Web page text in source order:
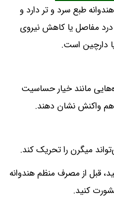
طبع سرد و تر دارد و
مفاصل یا کاهش نیروی
دارچین است.
مانند خیار حساسیت
هم واکنش نشان دهند.
میگرن را تحریک کند.
قبل از مصرف منظم هندوانه
کنید.